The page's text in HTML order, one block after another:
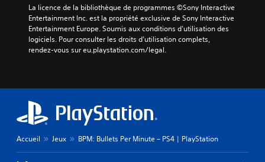
La licence de la bibliothèque de programmes ©Sony Interactive
Entertainment Inc. est la propriété exclusive de Sony Interactive
Entertainment Europe. Soumis aux conditions d’utilisation des
logiciels. Pour consulter les droits d’utilisation complets,
rendez-vous sur eu.playstation.com/legal.
Accueil Jeux BPM: Bullets Per Minute – PS4 | PlayStation